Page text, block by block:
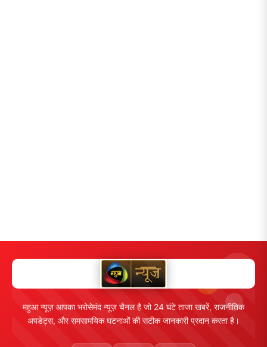
महुआ न्यूज़ आपका भरोसेमंद न्यूज़ चैनल है जो 24 घंटे ताजा खबरें, राजनीतिक
अपडेट्स, और समसामयिक घटनाओं की सटीक जानकारी प्रदान करता है।